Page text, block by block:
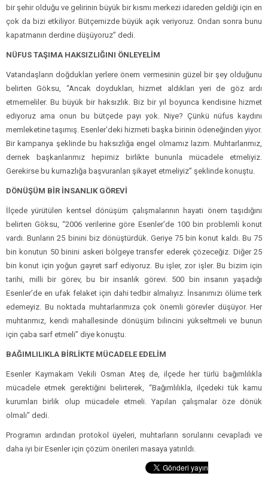
bir şehir olduğu ve gelirinin büyük bir kısmı merkezi idareden geldiği için en
çok da bizi etkiliyor. Bütçemizde büyük açık veriyoruz. Ondan sonra bunu
kapatmanın derdine düşüyoruz” dedi.
NÜFUS TAŞIMA HAKSIZLIĞINI ÖNLEYELİM
Vatandaşların doğdukları yerlere önem vermesinin güzel bir şey olduğunu
belirten Göksu, “Ancak doydukları, hizmet aldıkları yeri de göz ardı
etmemeliler. Bu büyük bir haksızlık. Biz bir yıl boyunca kendisine hizmet
ediyoruz ama onun bu bütçede payı yok. Niye? Çünkü nüfus kaydını
memleketine taşımış. Esenler’deki hizmeti başka birinin ödeneğinden yiyor.
Bir kampanya şeklinde bu haksızlığa engel olmamız lazım. Muhtarlarımız,
dernek başkanlarımız hepimiz birlikte bununla mücadele etmeliyiz.
Gerekirse bu kurnazlığa başvuranları şikayet etmeliyiz” şeklinde konuştu.
DÖNÜŞÜM BİR İNSANLIK GÖREVİ
İlçede yürütülen kentsel dönüşüm çalışmalarının hayati önem taşıdığını
belirten Göksu, “2006 verilerine göre Esenler’de 100 bin problemli konut
vardı. Bunların 25 binini biz dönüştürdük. Geriye 75 bin konut kaldı. Bu 75
bin konutun 50 binini askeri bölgeye transfer ederek çözeceğiz. Diğer 25
bin konut için yoğun gayret sarf ediyoruz. Bu işler, zor işler. Bu bizim için
tarihi, milli bir görev, bu bir insanlık görevi. 500 bin insanın yaşadığı
Esenler’de en ufak felaket için dahi tedbir almalıyız. İnsanımızı ölüme terk
edemeyiz. Bu noktada muhtarlarımıza çok önemli görevler düşüyor. Her
muhtarımız, kendi mahallesinde dönüşüm bilincini yükseltmeli ve bunun
için çaba sarf etmeli” diye konuştu.
BAĞIMLILIKLA BİRLİKTE MÜCADELE EDELİM
Esenler Kaymakam Vekili Osman Ateş de, ilçede her türlü bağımlılıkla
mücadele etmek gerektiğini belirterek, “Bağımlılıkla, ilçedeki tük kamu
kurumları birlik olup mücadele etmeli. Yapılan çalışmalar öze dönük
olmalı” dedi.
Programın ardından protokol üyeleri, muhtarların sorularını cevapladı ve
daha iyi bir Esenler için çözüm önerileri masaya yatırıldı.